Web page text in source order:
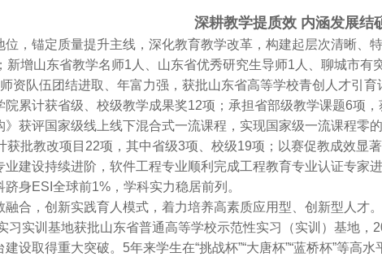
深耕教学提质效 内涵发展结
，锚定质量提升主线，深化教育教学改革，构建起层次清晰、
新增山东省教学名师1人、山东省优秀研究生导师1人、聊城市
资队伍团结进取、年富力强，获批山东省高等学校青创人才引
院累计获省级、校级教学成果奖12项；承担省部级教学课题6项
》获评国家级线上线下混合式一流课程，实现国家级一流课程零
获批教改项目22项，其中省级3项、校级19项；以赛促教成效显
建设持续进阶，软件工程专业顺利完成工程教育专业认证专家
身ESI全球前1%，学科实力稳居前列。
合，创新实践育人模式，着力培养高素质应用型、创新型人才
习实训基地获批山东省普通高等学校示范性实习（实训）基地，
设取得重大突破。5年来学生在“挑战杯”“大唐杯”“蓝桥杯”等高